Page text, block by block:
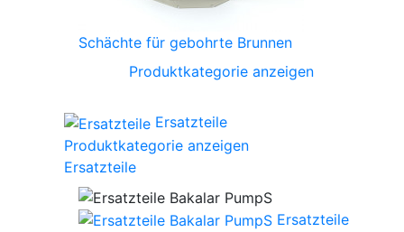
Schächte für gebohrte Brunnen
Produktkategorie anzeigen
Ersatzteile
Produktkategorie anzeigen
Ersatzteile
Ersatzteile